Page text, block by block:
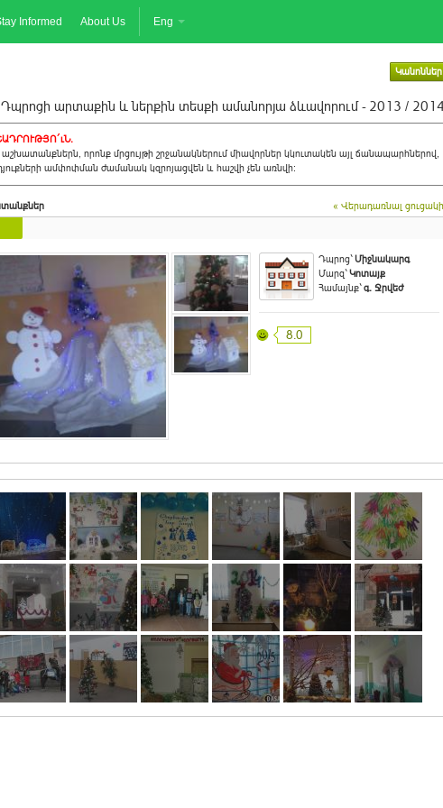
Informed About Us Eng
Կանոններ
Դպրոցի արտաքին և ներքին տեսքի ամանորյա ձևավորում - 2013 / 2014
աշխատանքներն, որոնք մրցույթի շրջանակներում միավորներ կկուտակեն այլ ճանապարհներով,
ամփոփման ժամանակ կզրոյացվեն և հաշվի չեն առնվի:
« Վերադառնալ
Դպրոց`Միջնակարգ
Մարզ`Կոտայք
Համայնք`գ. Ջրվեժ
8.0